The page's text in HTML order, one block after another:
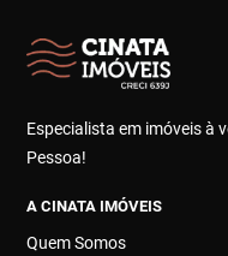
Especialista em imóveis à
Pessoa!
A CINATA IMÓVEIS
Quem Somos